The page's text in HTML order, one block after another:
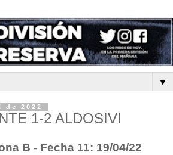
▼
de 2022
1-2 ALDOSIVI
B - Fecha 11: 19/04/22